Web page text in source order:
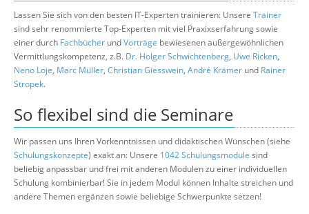
Lassen Sie sich von den besten IT-Experten trainieren: Unsere Trainer
sind sehr renommierte Top-Experten mit viel Praxixserfahrung sowie
einer durch Fachbücher undVorträge bewiesenen außergewöhnlichen
Vermittlungskompetenz, z.B. Dr. Holger Schwichtenberg, Uwe Ricken,
Neno Loje, Marc Müller, Christian Giesswein, André Krämer und Rainer
Stropek.
So flexibel sind die Seminare
Wir passen uns Ihren Vorkenntnissen und didaktischen Wünschen (siehe
Schulungskonzepte) exakt an: Unsere 1042 Schulungsmodule sind
beliebig anpassbar und frei mit anderen Modulen zu einer individuellen
Schulung kombinierbar! Sie in jedem Modul können Inhalte streichen und
andere Themen ergänzen sowie beliebige Schwerpunkte setzen!